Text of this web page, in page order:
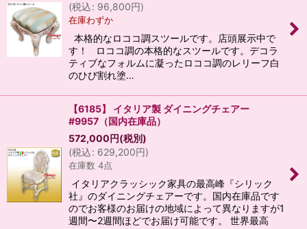
(税込: 96,800円)
在庫わずか
本格的なロココ調スツールです。店頭展示中で
す！ ロココ調の本格的なスツールです。デコラ
ティブなフォルムに凝ったロココ調のレリーフ白
のひび割れ塗…
【6185】 イタリア製 ダイニングチェアー
#9957（国内在庫品）
572,000円(税別)
(税込: 629,200円)
在庫数 4点
イタリアクラッシック家具の最高峰『シリック
社』のダイニングチェアーです。国内在庫品です
のでお客様のお届けの地域によって異なりますが1
週間〜2週間ほどでお届け可能です。 世界最高